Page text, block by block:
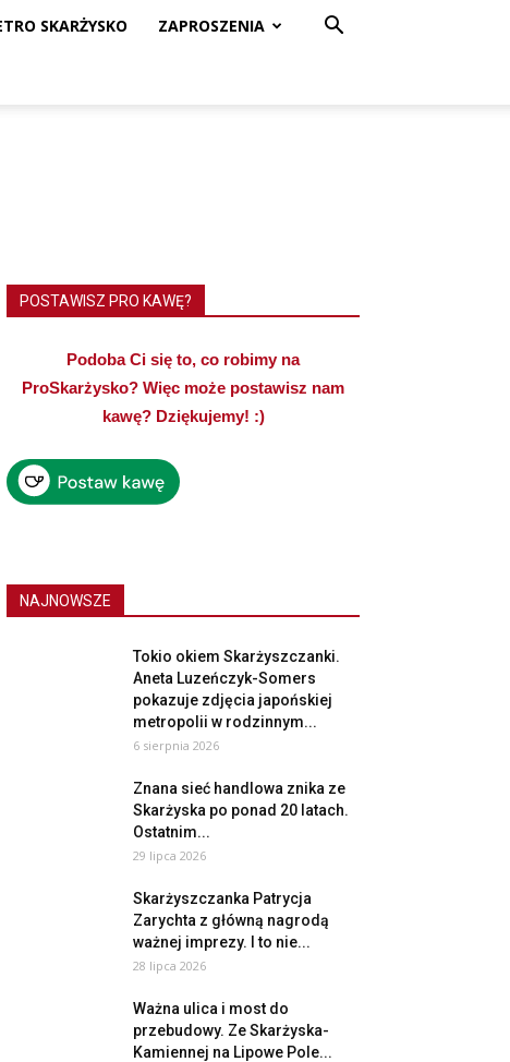
SKARŻYSKO ZAPROSZENIA
POSTAWISZ PRO KAWĘ?
Podoba Ci się to, co robimy na
ProSkarżysko? Więc może postawisz nam
kawę? Dziękujemy! :)
NAJNOWSZE
Tokio okiem Skarżyszczanki.
Aneta Luzeńczyk-Somers
pokazuje zdjęcia japońskiej
metropolii w rodzinnym...
6 sierpnia 2026
Znana sieć handlowa znika ze
Skarżyska po ponad 20 latach.
Ostatnim...
29 lipca 2026
Skarżyszczanka Patrycja
Zarychta z główną nagrodą
ważnej imprezy. I to nie...
28 lipca 2026
Ważna ulica i most do
przebudowy. Ze Skarżyska-
Kamiennej na Lipowe Pole...